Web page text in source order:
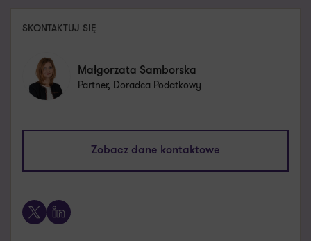
SKONTAKTUJ SIĘ
Małgorzata Samborska
Partner, Doradca Podatkowy
Zobacz dane kontaktowe
malgorzata.samborska@pl.gt.com
+48 661 538 580
Umów spotkanie
X LinkedIn